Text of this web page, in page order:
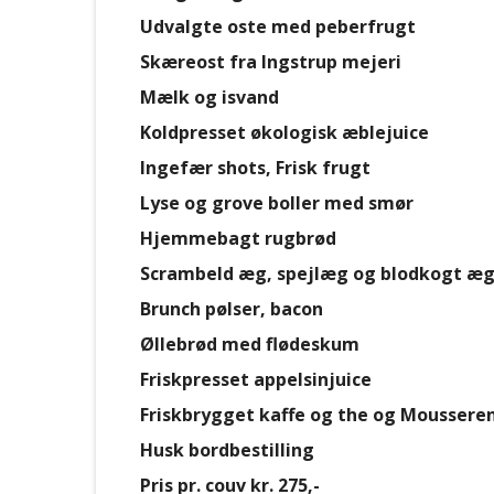
Udvalgte oste med peberfrugt
Skæreost fra Ingstrup mejeri
Mælk og isvand
Koldpresset økologisk æblejuice
Ingefær shots, Frisk frugt
Lyse og grove boller med smør
Hjemmebagt rugbrød
Scrambeld æg, spejlæg og blodkogt æg
Brunch pølser, bacon
Øllebrød med flødeskum
Friskpresset appelsinjuice
Friskbrygget kaffe og the og
Husk bordbestilling
Pris pr. couv kr. 275,-